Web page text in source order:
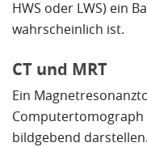
HWS oder LWS) ein
wahrscheinlich ist.
CT und MRT
Ein
Computertomograph
bildgebend